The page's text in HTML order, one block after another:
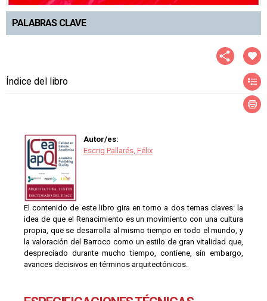
PALABRAS CLAVE
Índice del libro
Autor/es:
Escrig Pallarés, Félix
El contenido de este libro gira en torno a dos temas claves: la
idea de que el Renacimiento es un movimiento con una cultura
propia, que se desarrolla al mismo tiempo en todo el mundo, y
la valoración del Barroco como un estilo de gran vitalidad que,
despreciado durante mucho tiempo, contiene, sin embargo,
avances decisivos en términos arquitectónicos.